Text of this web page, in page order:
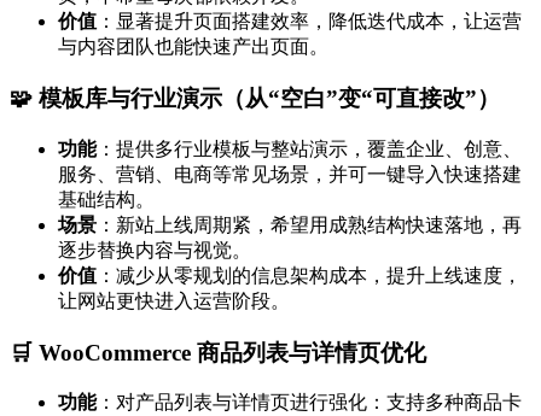
价值 ：显著提升页面搭建效率，降低迭代成本，让运营
与内容团队也能快速产出页面。
🧩 模板库与行业演示（从“空白”变“可直接改”）
功能：提供多行业模板与整站演示，覆盖企业、创意、
服务、营销、电商等常见场景，并可一键导入快速搭建
基础结构。
场景 ：新站上线周期紧，希望用成熟结构快速落地，再
逐步替换内容与视觉。
价值 ：减少从零规划的信息架构成本，提升上线速度，
让网站更快进入运营阶段。
🛒 WooCommerce 商品列表与详情页优化
功能：对产品列表与详情页进行强化：支持多种商品卡